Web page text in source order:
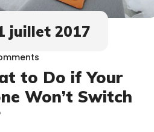
juillet 2017
to Do if Your
Won’t Switch